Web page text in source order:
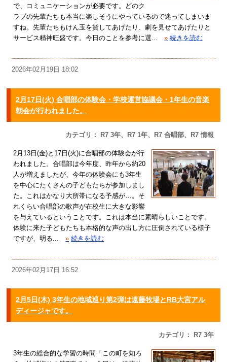
で、コミュニケーションが必要です。どのク
ラブの先輩たちも本当に楽しそうにやっているので迷ってしまいま
すね。先輩たちもけん玉を貸してあげたり、劇を見せてあげたりと
サービス精神旺盛です。今日のことを参考に選...
» 続きを読む
2026年02月19日 18:02
2月17日(火) 合唱部の体験会・学校運営協議会・1年生の音楽
朝会が行われました。
カテゴリ： R7 3年、R7 1年、R7 合唱部、R7 情報
2月13日(金)と17日(火)に合唱部の体験会が行
われました。合唱部は今年度、昨年から約20
人が増えましたが、今年の体験会にも3年生
を中心にたくさんの子どもたちが参加しまし
た。これはかなり大所帯になる予感が…。そ
れくらい合唱部の歌声が在校生に大きな影響
を与えているということです。これは本当に素晴らしいことです。
体験に来た子どもたちも本格的な声の出し方に圧倒されている様子
ですが、明る...
» 続きを読む
2026年02月17日 16:52
2月5日(木) 3年生の地域巡り第2弾は遠藤牧場とRB大宮アル
ディージャです。
カテゴリ： R7 3年
3年生の総合的な学習の時間「この町を知ろ